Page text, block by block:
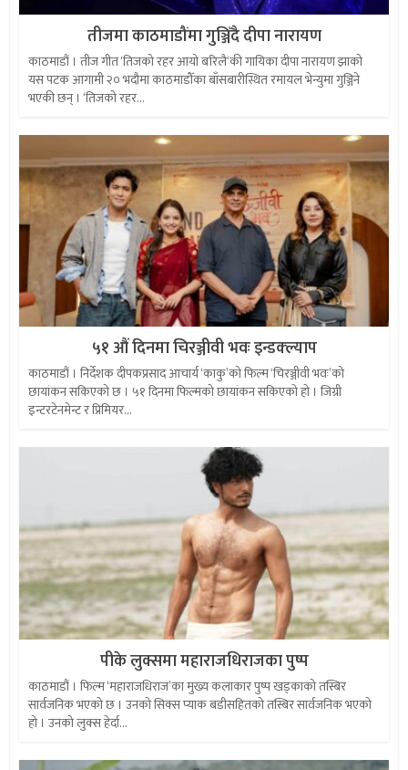
तीजमा काठमाडौंमा गुञ्जिँदै दीपा नारायण
काठमाडौं । तीज गीत ‘तिजको रहर आयो बरिलै‘की गायिका दीपा नारायण झाको
यस पटक आगामी २० भदौमा काठमाडौँका बाँसबारीस्थित रमायल भेन्युमा गुञ्जिने
भएकी छन् । ‘तिजको रहर...
५१ औं दिनमा चिरञ्जीवी भवः इन्डक्ल्याप
काठमाडौं । निर्देशक दीपकप्रसाद आचार्य ‘काकु’को फिल्म ‘चिरञ्जीवी भवः’को
छायांकन सकिएको छ । ५१ दिनमा फिल्मको छायांकन सकिएको हो । जिग्री
इन्टरटेनमेन्ट र प्रिमियर...
पीके लुक्समा महाराजधिराजका पुष्प
काठमाडौं । फिल्म ‘महाराजधिराज’का मुख्य कलाकार पुष्प खड्काको तस्बिर
सार्वजनिक भएको छ । उनको सिक्स प्याक बडीसहितको तस्बिर सार्वजनिक भएको
हो । उनको लुक्स हेर्दा...